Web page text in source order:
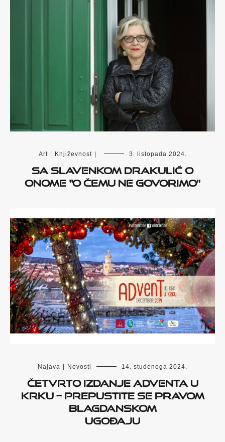
Art Književnost 3. listopada 2024.
Sa Slavenkom Drakulić o
onome “o čemu ne govorimo”
Najava Novosti 14. studenoga 2024.
ČETVRTO IZDANJE ADVENTA U
KRKU – PREPUSTITE SE PRAVOM
BLAGDANSKOM
UGOĐAJU